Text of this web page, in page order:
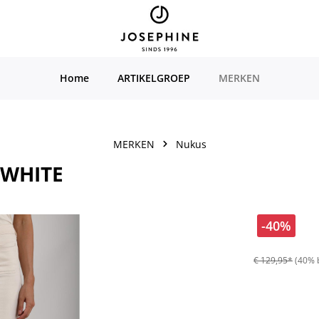
Home ARTIKELGROEP MERKEN
MERKEN Nukus
-40%
€ 129,95*(40%